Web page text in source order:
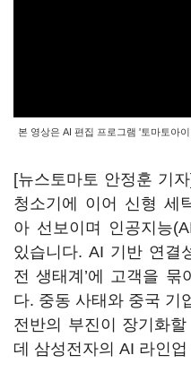
본 영상은 AI 편집 프로그램 '토마토아
[뉴스토마토 안정훈 기
청소기에 이어 신형 세
아 선보이며 인공지능
있습니다. AI 기반 연결
전 생태계’에 고객을 묶
다. 중동 사태와 중국 기
전반의 부진이 장기화
데 삼성전자의 AI 라인